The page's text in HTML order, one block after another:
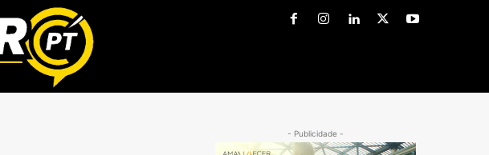
- Publicidade -